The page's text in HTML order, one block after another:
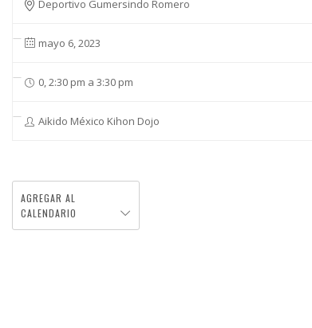
Deportivo Gumersindo Romero
mayo 6, 2023
0, 2:30 pm a 3:30 pm
Aikido México Kihon Dojo
AGREGAR AL
CALENDARIO